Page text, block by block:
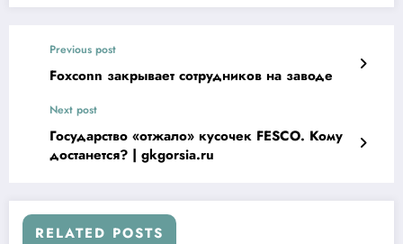
Previous post
Foxconn закрывает сотрудников на заводе
Next post
Государство «отжало» кусочек FESCO. Кому
достанется? | gkgorsia.ru
RELATED POSTS